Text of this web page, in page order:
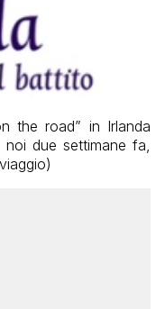
the road” in Irlanda
due settimane fa,